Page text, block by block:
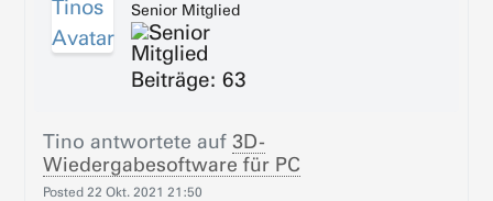
Senior Mitglied
Beiträge: 63
Tino antwortete auf3D-
Wiedergabesoftware für PC
Posted22 Okt. 2021 21:50